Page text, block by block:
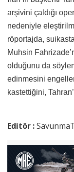
arşivini çaldığı
nedeniyle
röportajda,
Muhsin
olduğunu da
edinmesini
kastettiğini,
Editör :